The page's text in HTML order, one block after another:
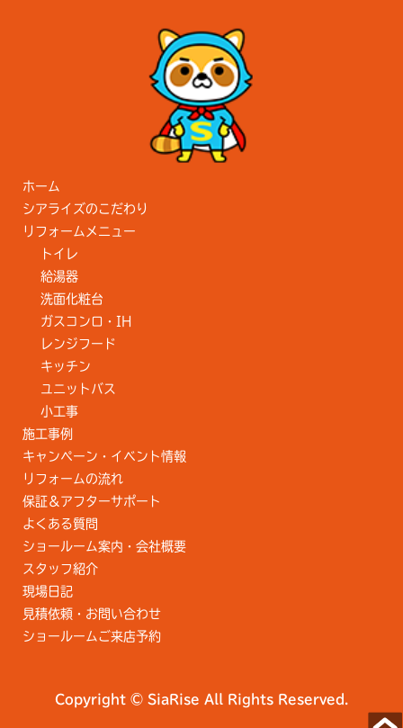
ホーム
シアライズのこだわり
リフォームメニュー
トイレ
給湯器
洗面化粧台
ガスコンロ・IH
レンジフード
キッチン
ユニットバス
小工事
施工事例
キャンペーン・イベント情報
リフォームの流れ
保証＆アフターサポート
よくある質問
ショールーム案内・会社概要
スタッフ紹介
現場日記
見積依頼・お問い合わせ
ショールームご来店予約
Copyright © SiaRise All Rights Reserved.